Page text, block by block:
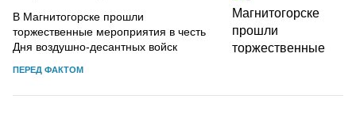
В Магнитогорске прошли
торжественные мероприятия в честь
Дня воздушно-десантных войск
ПЕРЕД ФАКТОМ